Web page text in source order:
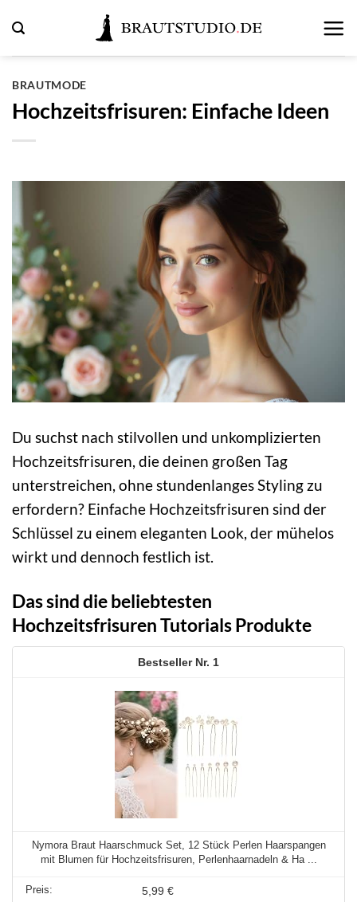
Inhalt
springen
BRAUTMODE
Hochzeitsfrisuren: Einfache Ideen
Du suchst nach stilvollen und unkomplizierten
Hochzeitsfrisuren, die deinen großen Tag
unterstreichen, ohne stundenlanges Styling zu
erfordern? Einfache Hochzeitsfrisuren sind der
Schlüssel zu einem eleganten Look, der mühelos
wirkt und dennoch festlich ist.
Das sind die beliebtesten
Hochzeitsfrisuren Tutorials Produkte
1
Nymora Braut Haarschmuck Set, 12 Stück Perlen Haarspangen
mit Blumen für Hochzeitsfrisuren, Perlenhaarnadeln & Ha ...
5,99 €